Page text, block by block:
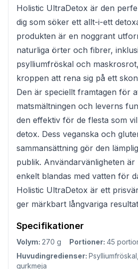
Holistic UltraDetox är den
dig som söker ett allt-i-ett
produkten är en noggrant
naturliga örter och fibrer,
psylliumfröskal och
kroppen att rena sig på ett
Den är speciellt framtagen för
matsmältningen och leverns
den effektiv för de flesta som
detox. Dess veganska och
sammansättning gör den
publik. Användarvänligheten
enkelt blandas med vatten för
Holistic UltraDetox är ett
ger märkbart långvariga
Specifikationer
Volym: 270 g Portioner: 45
Huvudingredienser:
gurkmeja